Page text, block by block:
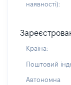
наявності):
Країна:
Поштовий
Автономна